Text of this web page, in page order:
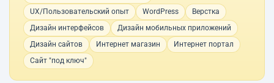
UX/Пользовательский опыт
WordPress
Верстка
Дизайн интерфейсов
Дизайн мобильных приложений
Дизайн сайтов
Интернет магазин
Интернет портал
Сайт "под ключ"